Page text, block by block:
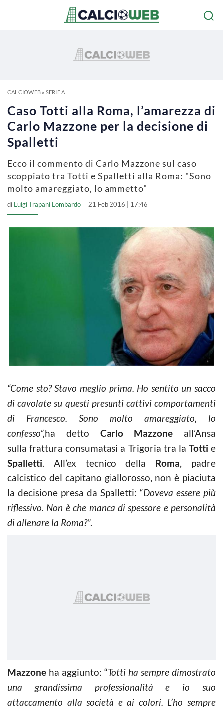
CALCIOWEB» SERIE A
Caso Totti alla Roma, l’amarezza di
Carlo Mazzone per la decisione di
Spalletti
Ecco il commento di Carlo Mazzone sul caso
scoppiato tra Totti e Spalletti alla Roma: "Sono
molto amareggiato, lo ammetto"
di Luigi Trapani Lombardo 21 Feb 2016 | 17:46
“Come sto? Stavo meglio prima. Ho sentito un sacco
di cavolate su questi presunti cattivi comportamenti
di Francesco. Sono molto amareggiato, lo
confesso”,ha detto Carlo Mazzone all’Ansa
sulla frattura consumatasi a Trigoria tra la Totti e
Spalletti. All’ex tecnico della Roma, padre
calcistico del capitano giallorosso, non è piaciuta
la decisione presa da Spalletti: “Doveva essere più
riflessivo. Non è che manca di spessore e personalità
di allenare la Roma?”.
Mazzone ha aggiunto: “Totti ha sempre dimostrato
una grandissima professionalità e io suo
attaccamento alla società e ai colori. L’ho sempre